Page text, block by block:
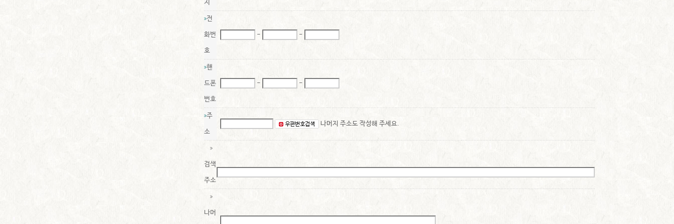
지
전
화번
호
- -
핸
드폰
번호
- -
주
소
나머지 주소도 작성해 주세요.
검색
주소
나머